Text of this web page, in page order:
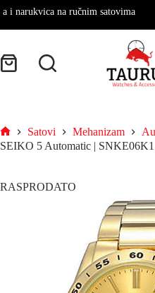
na ručnim satovima
Satovi Mehanizam
SEIKO 5 Automatic | SNKE06K1
RASPRODATO